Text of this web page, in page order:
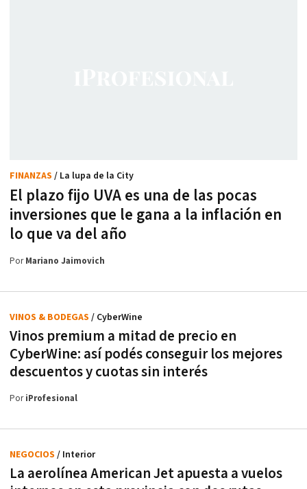
El plazo fijo UVA es una de las pocas
inversiones que le gana a la inflación en
lo que va del año
FINANZAS / La lupa de la City
PorMariano Jaimovich
Vinos premium a mitad de precio en
CyberWine: así podés conseguir los mejores
descuentos y cuotas sin interés
VINOS & BODEGAS / CyberWine
PoriProfesional
La aerolínea American Jet apuesta a vuelos
NEGOCIOS / Interior